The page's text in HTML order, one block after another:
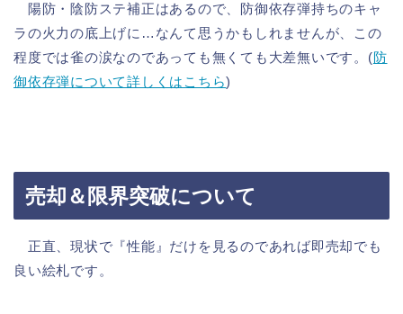
陽防・陰防ステ補正はあるので、防御依存弾持ちのキャ
ラの火力の底上げに…なんて思うかもしれませんが、この
程度では雀の涙なのであっても無くても大差無いです。(防
御依存弾について詳しくはこちら)
売却＆限界突破について
正直、現状で『性能』だけを見るのであれば即売却でも
良い絵札です。